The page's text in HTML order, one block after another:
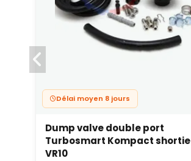
Délai moyen 8 jours
Dump valve double port
Turbosmart Kompact shortie
VR10